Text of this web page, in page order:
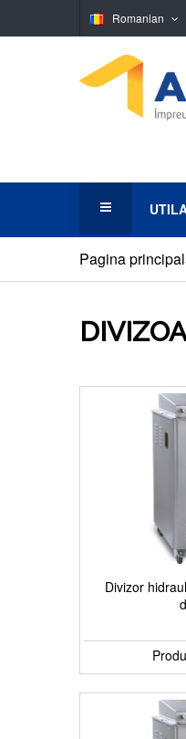
Romanian
Panificaţie
Simigerie
Ciocolaterie
Paste fainoase
Linii industriale
Accesorii si
Pagina
Divizor